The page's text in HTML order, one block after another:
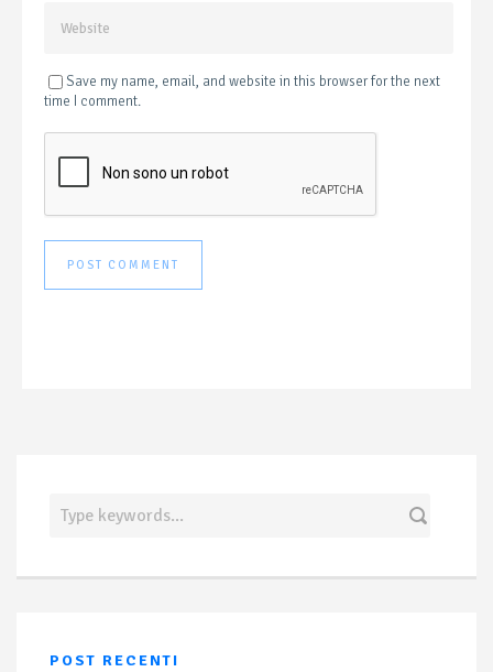
Save my name, email, and website in this browser for the next
time I comment.
POST RECENTI